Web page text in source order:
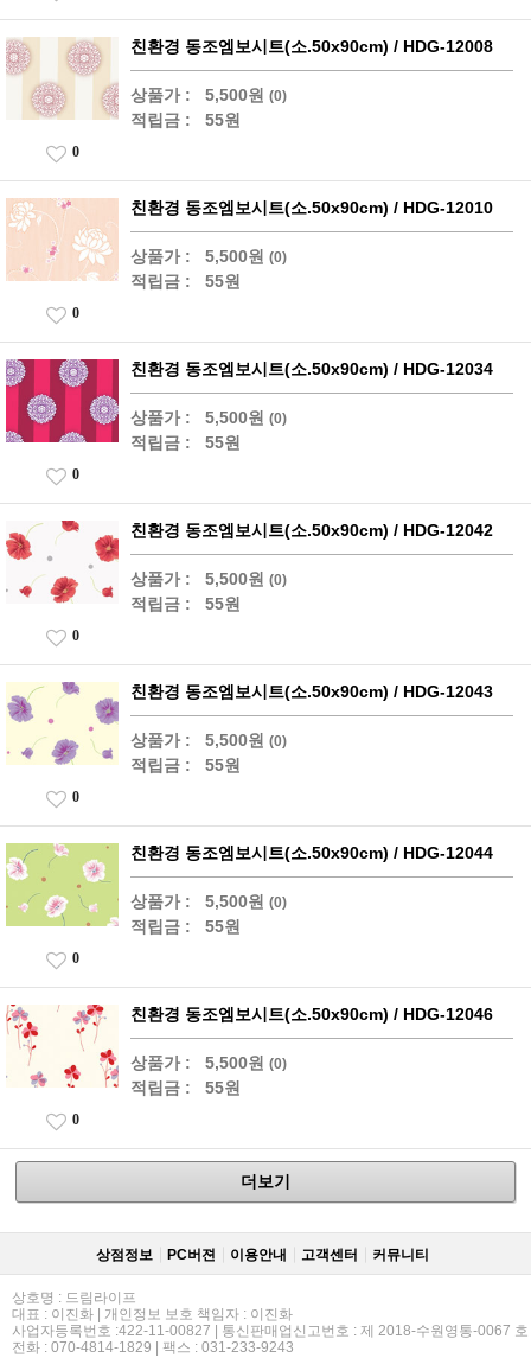
친환경 동조엠보시트(소.50x90cm) / HDG-12008
상품가 : 5,500원 (0)
적립금 : 55원
0
친환경 동조엠보시트(소.50x90cm) / HDG-12010
상품가 : 5,500원 (0)
적립금 : 55원
0
친환경 동조엠보시트(소.50x90cm) / HDG-12034
상품가 : 5,500원 (0)
적립금 : 55원
0
친환경 동조엠보시트(소.50x90cm) / HDG-12042
상품가 : 5,500원 (0)
적립금 : 55원
0
친환경 동조엠보시트(소.50x90cm) / HDG-12043
상품가 : 5,500원 (0)
적립금 : 55원
0
친환경 동조엠보시트(소.50x90cm) / HDG-12044
상품가 : 5,500원 (0)
적립금 : 55원
0
친환경 동조엠보시트(소.50x90cm) / HDG-12046
상품가 : 5,500원 (0)
적립금 : 55원
0
더보기
상점정보 PC버젼 이용안내 고객센터 커뮤니티
상호명 : 드림라이프
대표 : 이진화 | 개인정보 보호 책임자 : 이진화
사업자등록번호 :422-11-00827 | 통신판매업신고번호 : 제 2018-수원영통-0067 호
전화 : 070-4814-1829 | 팩스 : 031-233-9243